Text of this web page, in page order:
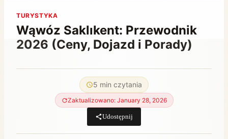
TURYSTYKA
Wąwóz Saklıkent: Przewodnik
2026 (Ceny, Dojazd i Porady)
5 min czytania
Zaktualizowano: January 28, 2026
Udostępnij